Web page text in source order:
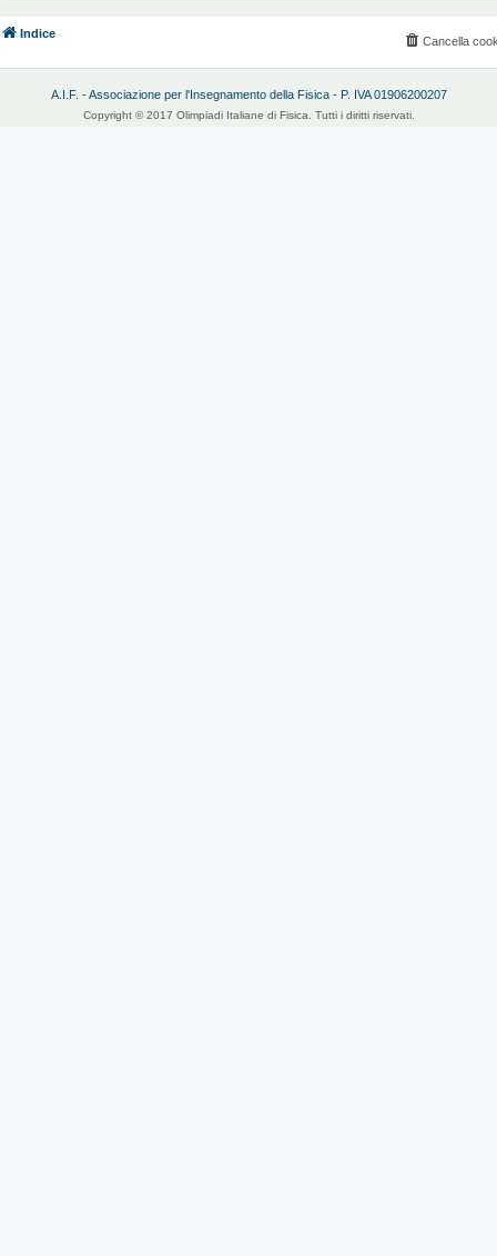
Indice
Cancella
A.I.F. - Associazione per l'Insegnamento della Fisica - P. IVA 01906200207
Copyright © 2017 Olimpiadi Italiane di Fisica. Tutti i diritti riservati.